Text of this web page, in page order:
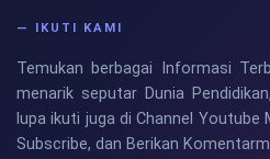
— IKUTI KAMI
Temukan berbagai Informasi
menarik seputar Dunia
lupa ikuti juga di Channel Youtube
Subscribe, dan Berikan